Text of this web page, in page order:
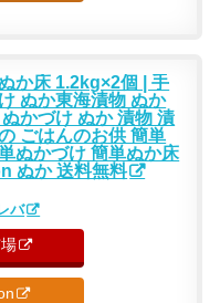
か床 1.2kg×2個 | 手
ぬか東海漬物 ぬか
かづけ ぬか 漬物 漬
ごはんのお供 簡単
ぬかづけ 簡単ぬか床
ぬか 送料無料
バ